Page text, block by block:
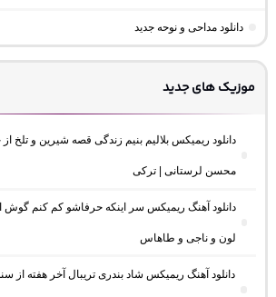
دانلود مداحی و نوحه جدید
موزیک های جدید
دانلود ریمیکس بلالیم بنیم زندگی قصه شیرین و تلخ
محسن لرستانی | ترکی
دانلود آهنگ ریمیکس سر اینکه حرفاشو کم کنم
لون و ناجی و طاهاس
دانلود آهنگ ریمیکس شاد بندری تریبال آخر هفته از